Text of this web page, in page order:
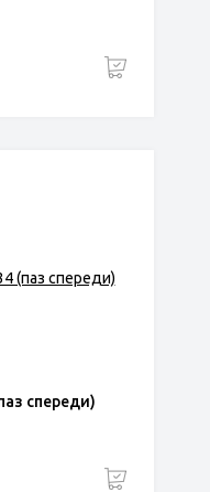
спереди)